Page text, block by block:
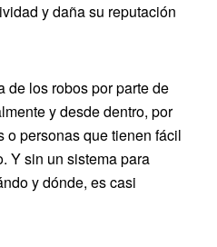
y daña su reputación
de los robos por parte de
y desde dentro, por
o personas que tienen fácil
Y sin un sistema para
y dónde, es casi